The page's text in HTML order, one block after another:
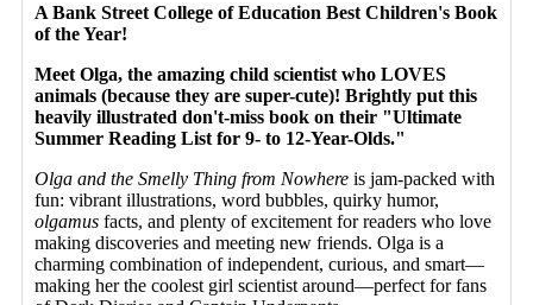
A Bank Street College of Education Best Children's Book
of the Year!
Meet Olga, the amazing child scientist who LOVES
animals (because they are super-cute)! Brightly put this
heavily illustrated don't-miss book on their "Ultimate
Summer Reading List for 9- to 12-Year-Olds."
Olga and the Smelly Thing from Nowhere is jam-packed with
fun: vibrant illustrations, word bubbles, quirky humor,
olgamus facts, and plenty of excitement for readers who love
making discoveries and meeting new friends. Olga is a
charming combination of independent, curious, and smart—
making her the coolest girl scientist around—perfect for fans